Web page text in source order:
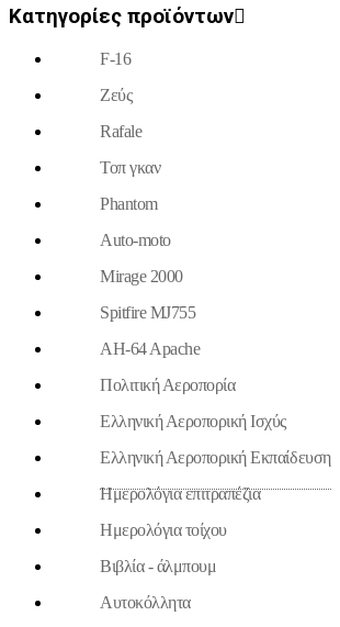
Κατηγορίες προϊόντων
F-16
Ζεύς
Rafale
Τοπ γκαν
Phantom
Auto-moto
Mirage 2000
Spitfire MJ755
AH-64 Apache
Πολιτική Αεροπορία
Ελληνική Αεροπορική Ισχύς
Ελληνική Αεροπορική Εκπαίδευση
Ημερολόγια επιτραπέζια
Ημερολόγια τοίχου
Βιβλία - άλμπουμ
Aυτοκόλλητα